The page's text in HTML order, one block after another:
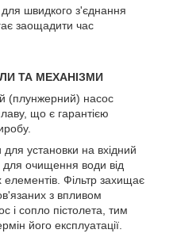
швидкого з'єднання
заощадити час
ТА МЕХАНІЗМИ
(плунжерний) насос
що є гарантією
для установки на вхідний
очищення води від
елементів. Фільтр захищає
з впливом
і сопло пістолета, тим
його експлуатації.